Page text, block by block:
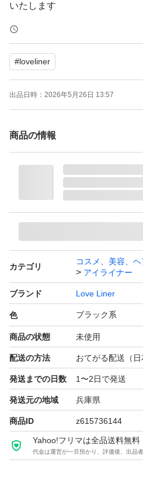
いたします
#loveliner
出品日時： 2026年5月26日 13:57
商品の情報
カテゴリ
コスメ、美容、
アイライナー
ブランド Love Liner
色 ブラック系
商品の状態 未使用
配送の方法 おてがる配送（日
発送までの日数 1〜2日で発送
発送元の地域 兵庫県
商品ID z615736144
Yahoo!フリマは全品送料無料
代金は運営が一旦預かり、評価後、出品